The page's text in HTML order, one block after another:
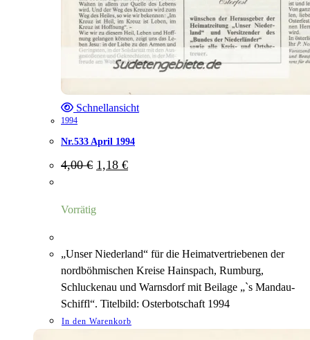
Schnellansicht
1994
Nr.533 April 1994
4,00€ Ursprünglicher
Preis
1,18 €Aktueller
Preis
Vorrätig
„Unser Niederland“ für die Heimatvertriebenen der
nordböhmischen Kreise Hainspach, Rumburg,
Schluckenau und Warnsdorf mit Beilage „`s Mandau-
Schiffl“. Titelbild: Osterbotschaft 1994
In den Warenkorb